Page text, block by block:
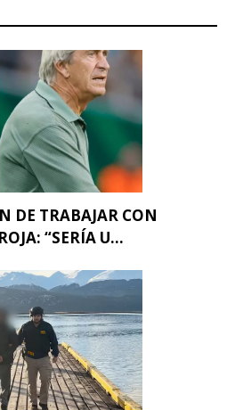
DE TRABAJAR CON
“SERÍA U...